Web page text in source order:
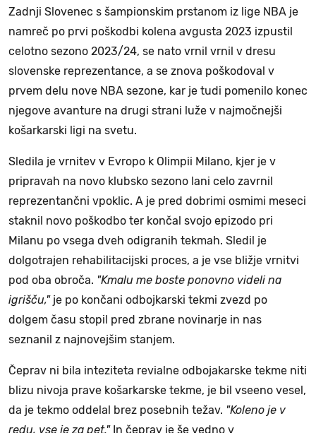
Zadnji Slovenec s šampionskim prstanom iz lige NBA je
namreč po prvi poškodbi kolena avgusta 2023 izpustil
celotno sezono 2023/24, se nato vrnil vrnil v dresu
slovenske reprezentance, a se znova poškodoval v
prvem delu nove NBA sezone, kar je tudi pomenilo konec
njegove avanture na drugi strani luže v najmočnejši
košarkarski ligi na svetu.
Sledila je vrnitev v Evropo k Olimpii Milano, kjer je v
pripravah na novo klubsko sezono lani celo zavrnil
reprezentančni vpoklic. A je pred dobrimi osmimi meseci
staknil novo poškodbo ter končal svojo epizodo pri
Milanu po vsega dveh odigranih tekmah. Sledil je
dolgotrajen rehabilitacijski proces, a je vse bližje vrnitvi
pod oba obroča. "Kmalu me boste ponovno videli na
igrišču," je po končani odbojkarski tekmi zvezd po
dolgem času stopil pred zbrane novinarje in nas
seznanil z najnovejšim stanjem.
Čeprav ni bila inteziteta revialne odbojakarske tekme niti
blizu nivoja prave košarkarske tekme, je bil vseeno vesel,
da je tekmo oddelal brez posebnih težav. "Koleno je v
redu, vse je za pet." In čeprav je še vedno v